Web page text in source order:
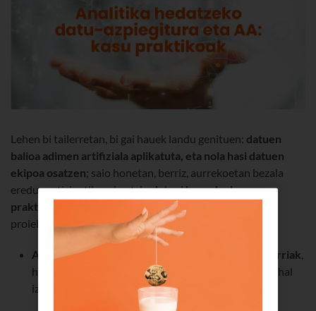
Lehen bi tailerretan, bi gai hauek landu genituen: datuen
balioa adimen artifiziala aplikatuta, eta nola hasi datuen
ekipoa osatzen; saio honetan, berriz, aurrekoetan bezala
eredu partizipatiboari eutsiz,datuei buruzko kasu
praktikoak
aztertuko ditugu, analitikako eta AAko
proiektuak martxan jarri ahal izateko.
Azpiegiturak datu-arkitektura eta -estrategia berriak,
hodei publiko eta pribatuko inguruneetan ustiatu ahal
izateko beharrezkoak.